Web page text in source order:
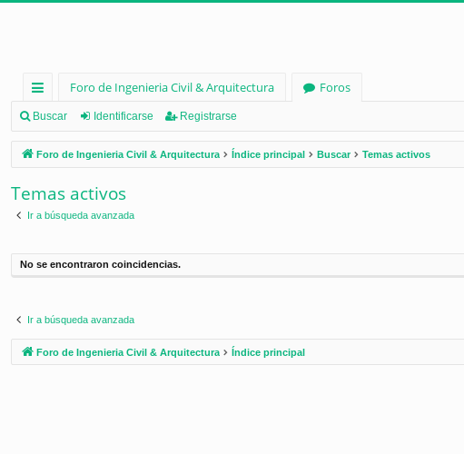
nl
ac
es
rá
d
Foro de Ingenieria Civil & Arquitectura
Foros
Buscar Identificarse Registrarse
Foro de Ingenieria Civil & Arquitectura Índice principal Buscar Temas activos
Temas activos
Ir a búsqueda avanzada
No se encontraron coincidencias.
Ir a búsqueda avanzada
Foro de Ingenieria Civil & Arquitectura Índice principal